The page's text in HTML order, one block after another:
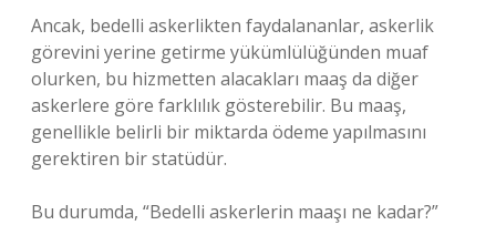
Ancak, bedelli askerlikten faydalananlar, askerlik
görevini yerine getirme yükümlülüğünden muaf
olurken, bu hizmetten alacakları maaş da diğer
askerlere göre farklılık gösterebilir. Bu maaş,
genellikle belirli bir miktarda ödeme yapılmasını
gerektiren bir statüdür.
Bu durumda, “Bedelli askerlerin maaşı ne kadar?”